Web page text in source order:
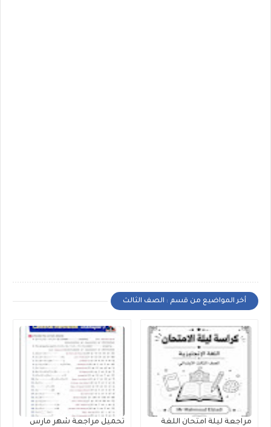
أخر المواضيع من قسم : الصف الثالث
مراجعة ليلة امتحان اللغة
تحميل مراجعة شهر مارس